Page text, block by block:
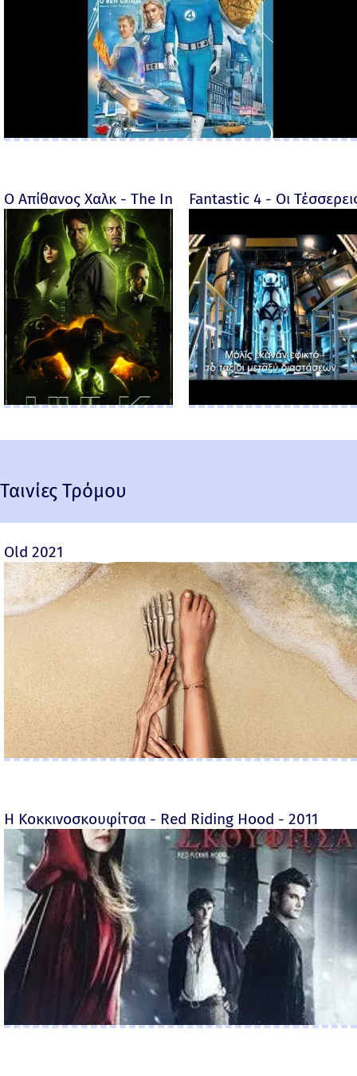
Ο Απίθανος Χαλκ - The Incredible Hulk - 2008
Fantastic 4 - Οι
Ταινίες Τρόμου
Old 2021
Η Κοκκινοσκουφίτσα - Red Riding Hood - 2011